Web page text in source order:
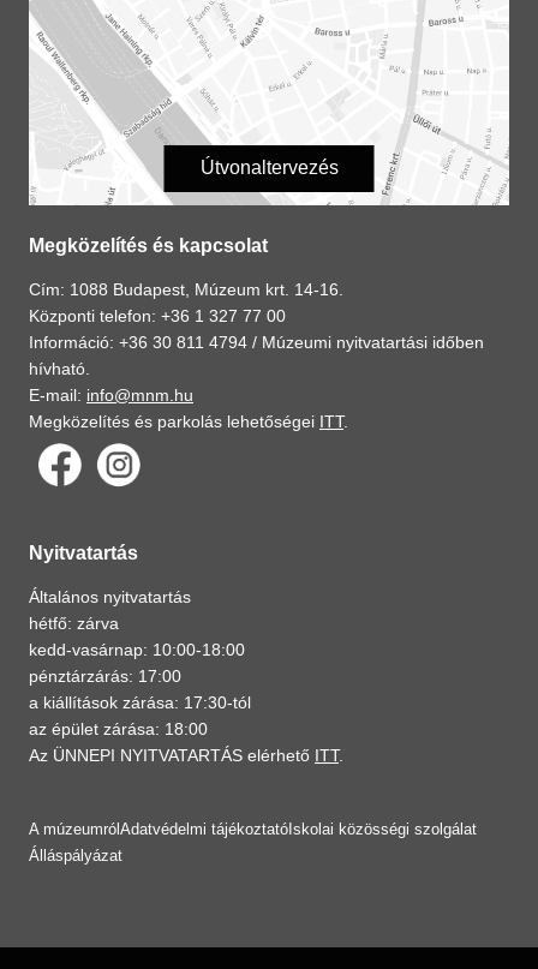
Útvonaltervezés
Megközelítés és kapcsolat
Cím: 1088 Budapest, Múzeum krt. 14-16.
Központi telefon: +36 1 327 77 00
Információ: +36 30 811 4794 / Múzeumi nyitvatartási időben
hívható.
E-mail: info@mnm.hu
Megközelítés és parkolás lehetőségei ITT.
Nyitvatartás
Általános nyitvatartás
hétfő: zárva
kedd-vasárnap: 10:00-18:00
pénztárzárás: 17:00
a kiállítások zárása: 17:30-tól
az épület zárása: 18:00
Az ÜNNEPI NYITVATARTÁS elérhető ITT.
A múzeumról Adatvédelmi tájékoztató Iskolai közösségi szolgálat
Álláspályázat